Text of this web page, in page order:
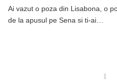
Ai vazut o poza din Lisabona, o
de la apusul pe Sena si ti-ai…
Posts navigation1